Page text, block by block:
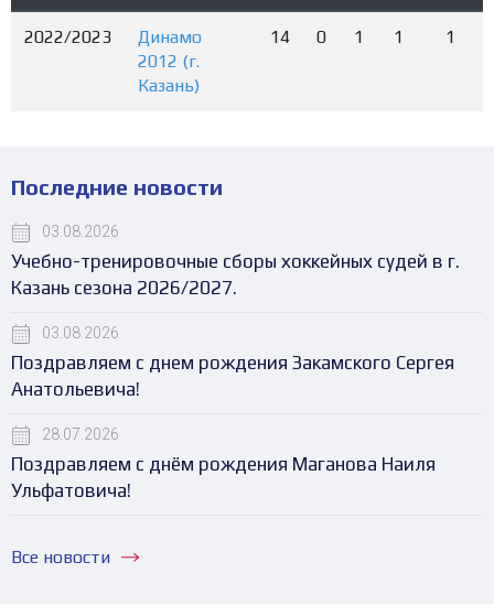
2022/2023
Динамо
2012 (г.
Казань)
14 0 1 1 1
Последние новости
03.08.2026
Учебно-тренировочные сборы хоккейных судей в г.
Казань сезона 2026/2027.
03.08.2026
Поздравляем с днем рождения Закамского Сергея
Анатольевича!
28.07.2026
Поздравляем с днём рождения Маганова Наиля
Ульфатовича!
Все новости